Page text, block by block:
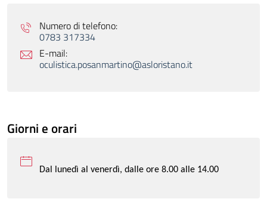
Numero di telefono:
0783 317334
E-mail:
oculistica.posanmartino@asloristano.it
Giorni e orari
Dal lunedì al venerdì, dalle ore 8.00 alle 14.00